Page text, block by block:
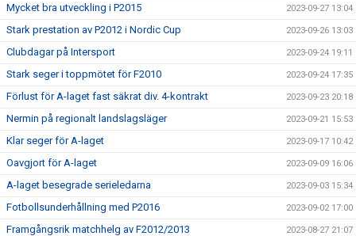
Mycket bra utveckling i P2015 2023-09-27 13:04
Stark prestation av P2012 i Nordic Cup 2023-09-26 13:03
Clubdagar på Intersport 2023-09-24 19:11
Stark seger i toppmötet för F2010 2023-09-24 17:35
Förlust för A-laget fast säkrat div. 4-kontrakt 2023-09-23 20:18
Nermin på regionalt landslagsläger 2023-09-21 15:53
Klar seger för A-laget 2023-09-17 10:42
Oavgjort för A-laget 2023-09-09 16:06
A-laget besegrade serieledarna 2023-09-03 15:34
Fotbollsunderhållning med P2016 2023-09-02 17:00
Framgångsrik matchhelg av F2012/2013 2023-08-27 21:07